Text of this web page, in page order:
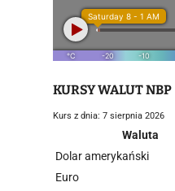
KURSY WALUT NBP
Kurs z dnia: 7 sierpnia 2026
Waluta
Dolar amerykański
Euro